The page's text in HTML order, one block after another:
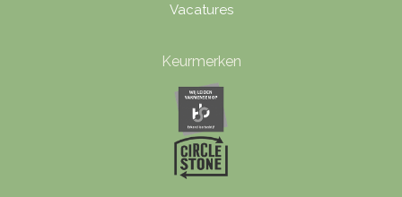
Vacatures
Keurmerken